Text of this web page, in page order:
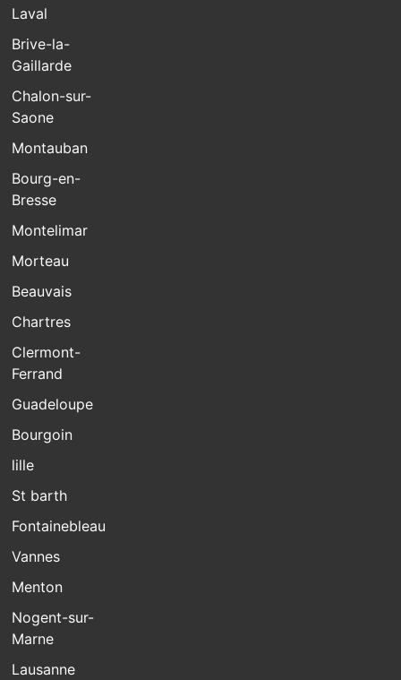
Laval
Brive-la-
Gaillarde
Chalon-sur-
Saone
Montauban
Bourg-en-
Bresse
Montelimar
Morteau
Beauvais
Chartres
Clermont-
Ferrand
Guadeloupe
Bourgoin
lille
St barth
Fontainebleau
Vannes
Menton
Nogent-sur-
Marne
Lausanne